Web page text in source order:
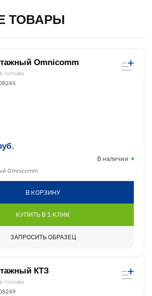
ТОВАРЫ
Omnicomm
топлива
В наличии
Omnicomm
В КОРЗИНУ
КУПИТЬ В 1 КЛИК
ЗАПРОСИТЬ ОБРАЗЕЦ
КТЗ
топлива